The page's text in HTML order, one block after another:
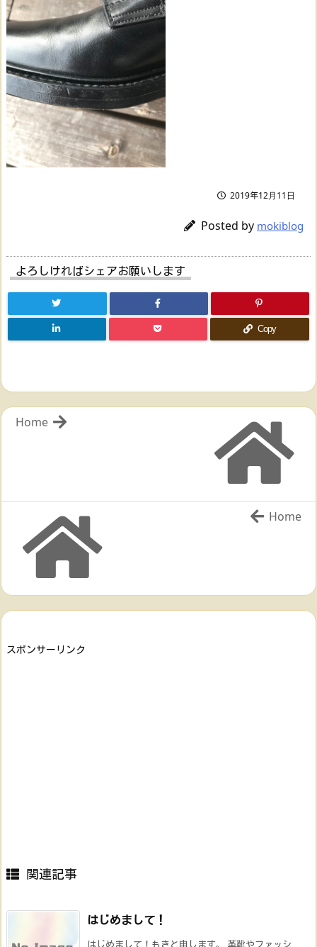
2019年12月11日
Posted by mokiblog
よろしければシェアお願いします
Copy
Home
Home
スポンサーリンク
関連記事
はじめまして！
はじめまして！もきと申します。 革靴やファッシ